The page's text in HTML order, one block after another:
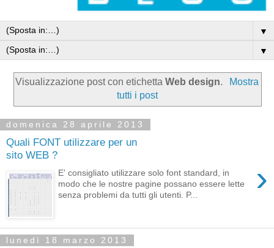
▼
▼
Visualizzazione post con etichettaWeb design.
Mostra
tutti i post
domenica 28 aprile 2013
Quali FONT utilizzare per un
sito WEB ?
›
E' consigliato utilizzare solo font standard, in
modo che le nostre pagine possano essere lette
senza problemi da tutti gli utenti. P...
lunedì 18 marzo 2013